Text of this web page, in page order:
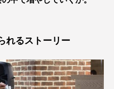
れるストーリー